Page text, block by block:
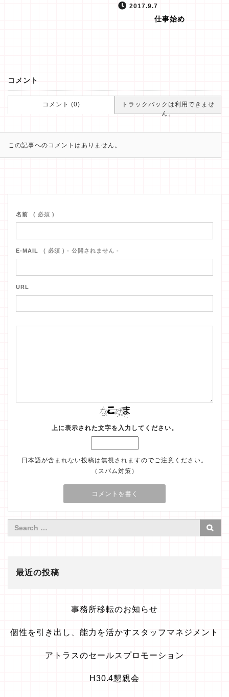
2017.9.7
仕事始め
コメント
コメント (0)
トラックバックは利用できませ
ん。
この記事へのコメントはありません。
名前 ( 必須 )
E-MAIL ( 必須 ) - 公開されません -
URL
上に表示された文字を入力してください。
日本語が含まれない投稿は無視されますのでご注意ください。
（スパム対策）
最近の投稿
事務所移転のお知らせ
個性を引き出し、能力を活かすスタッフマネジメント
アトラスのセールスプロモーション
H30.4懇親会